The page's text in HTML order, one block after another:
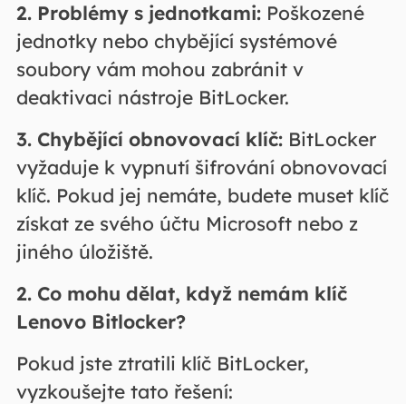
2. Problémy s jednotkami:Poškozené
jednotky nebo chybějící systémové
soubory vám mohou zabránit v
deaktivaci nástroje BitLocker.
3. Chybějící obnovovací klíč:BitLocker
vyžaduje k vypnutí šifrování obnovovací
klíč. Pokud jej nemáte, budete muset klíč
získat ze svého účtu Microsoft nebo z
jiného úložiště.
2. Co mohu dělat, když nemám klíč
Lenovo Bitlocker?
Pokud jste ztratili klíč BitLocker,
vyzkoušejte tato řešení: